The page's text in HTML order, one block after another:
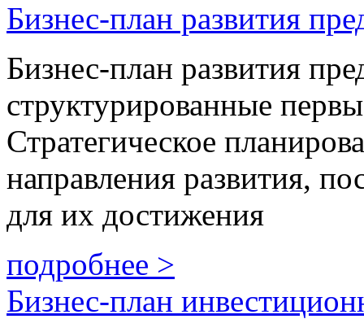
Бизнес-план развития
Бизнес-план развития
структурированные
Стратегическое
направления развития,
для их достижения
подробнее >
Бизнес-план